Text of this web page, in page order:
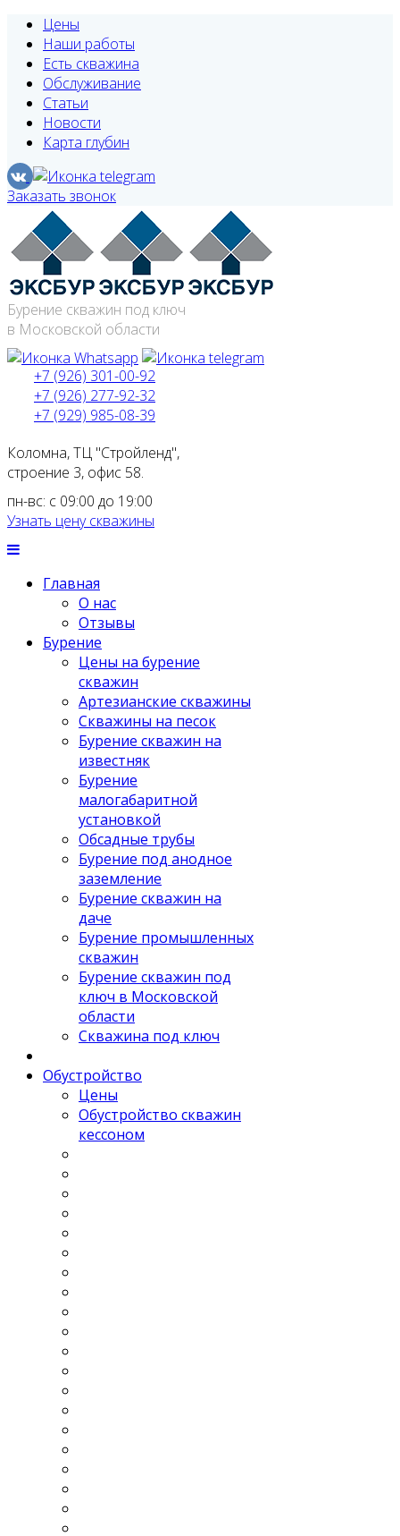
Цены
Наши работы
Есть скважина
Обслуживание
Статьи
Новости
Карта глубин
Заказать звонок
Бурение скважин под ключ
в Московской области
+7 (926) 301-00-92
+7 (926) 277-92-32
+7 (929) 985-08-39
Коломна, ТЦ "Стройленд",
строение 3, офис 58.
пн-вс: с 09:00 до 19:00
Узнать цену скважины
Главная
О нас
Отзывы
Бурение
Цены на бурение
скважин
Артезианские скважины
Скважины на песок
Бурение скважин на
известняк
Бурение
малогабаритной
установкой
Обсадные трубы
Бурение под анодное
заземление
Бурение скважин на
даче
Бурение промышленных
скважин
Бурение скважин под
ключ в Московской
области
Скважина под ключ
Обустройство
Цены
Обустройство скважин
кессоном